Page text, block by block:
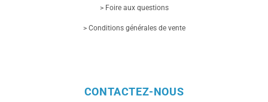
> Foire aux questions
> Conditions générales de vente
CONTACTEZ-NOUS